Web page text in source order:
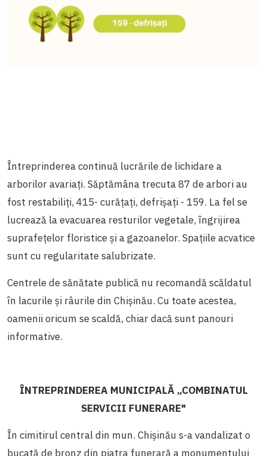
Întreprinderea continuă lucrările de lichidare a
arborilor avariați. Săptămâna trecuta 87 de arbori au
fost restabiliți, 415- curățați, defrișați - 159. La fel se
lucrează la evacuarea resturilor vegetale, îngrijirea
suprafețelor floristice și a gazoanelor. Spațiile acvatice
sunt cu regularitate salubrizate.
Centrele de sănătate publică nu recomandă scăldatul
în lacurile și râurile din Chișinău. Cu toate acestea,
oamenii oricum se scaldă, chiar dacă sunt panouri
informative.
ÎNTREPRINDEREA MUNICIPALĂ „COMBINATUL
SERVICII FUNERARE"
În cimitirul central din mun. Chișinău s-a vandalizat o
bucată de bronz din piatra funerară a monumentului